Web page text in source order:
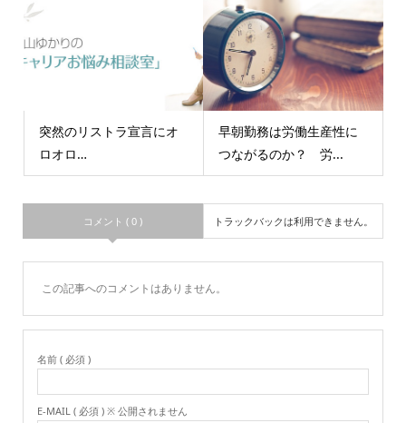
突然のリストラ宣言にオ
ロオロ…
早朝勤務は労働生産性に
つながるのか？ 労...
コメント ( 0 ) トラックバックは利用できません。
この記事へのコメントはありません。
名前 ( 必須 )
E-MAIL ( 必須 ) ※ 公開されません